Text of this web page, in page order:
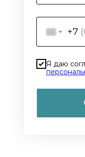
+7
Я даю